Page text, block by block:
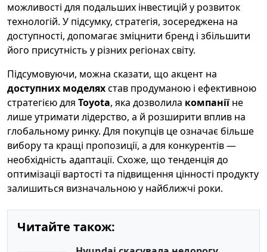
можливості для подальших інвестицій у розвиток
технологій. У підсумку, стратегія, зосереджена на
доступності, допомагає зміцнити бренд і збільшити
його присутність у різних регіонах світу.
Підсумовуючи, можна сказати, що акцент на
доступних моделяхстав продуманою і ефективною
стратегією для Toyota, яка дозволила компанії не
лише утримати лідерство, а й розширити вплив на
глобальному ринку. Для покупців це означає більше
вибору та кращі пропозиції, а для конкурентів —
необхідність адаптації. Схоже, що тенденція до
оптимізації вартості та підвищення цінності продукту
залишиться визначальною у найближчі роки.
Читайте також: